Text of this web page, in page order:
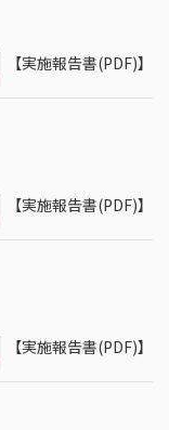
【実施報告書(PDF)】
【実施報告書(PDF)】
【実施報告書(PDF)】